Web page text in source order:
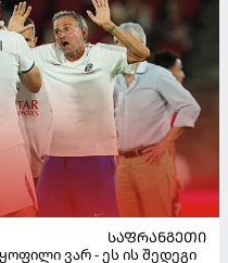
ᲡᲐᲤᲠᲐᲜᲒᲔᲗᲘ
ვარ - ეს ის შედეგი